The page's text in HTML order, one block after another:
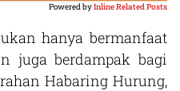
Powered byInline Related Posts
hanya bermanfaat
juga berdampak bagi
Habaring Hurung,